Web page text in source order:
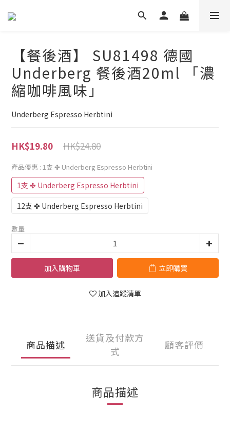
【餐後酒】 SU81498 德國
Underberg 餐後酒20ml 「濃
縮咖啡風味」
Underberg Espresso Herbtini
HK$24.80
HK$19.80
產品優惠 : 1支 ✤ Underberg Espresso Herbtini
1支 ✤ Underberg Espresso Herbtini
12支 ✤ Underberg Espresso Herbtini
數量
加入購物車 立即購買
加入追蹤清單
商品描述
送貨及付款方
式
顧客評價
商品描述